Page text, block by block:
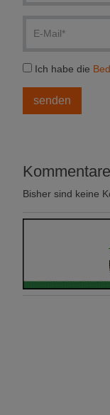
Ich habe die
Bisher sind keine